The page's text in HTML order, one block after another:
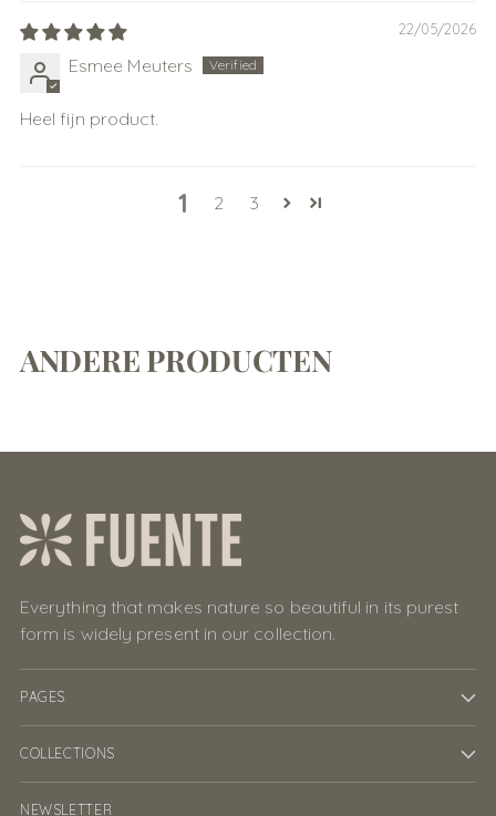
22/05/2026
Esmee Meuters
Heel fijn product.
1 2 3
ANDERE PRODUCTEN
Everything that makes nature so beautiful in its purest
form is widely present in our collection.
PAGES
COLLECTIONS
NEWSLETTER